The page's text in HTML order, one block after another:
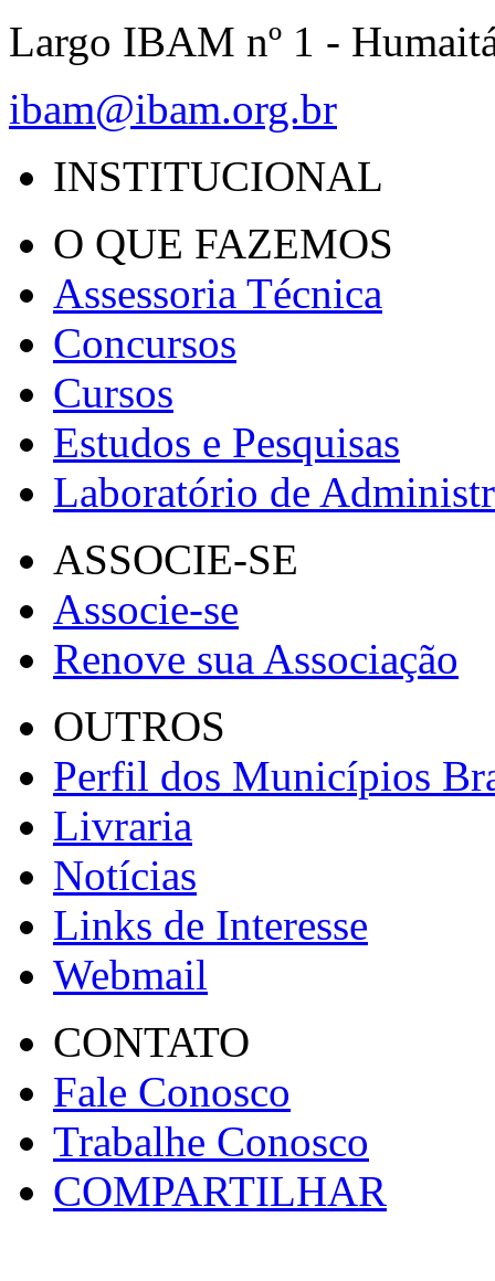
Largo IBAM nº 1 -
ibam@ibam.org.br
INSTITUCIONAL
O QUE FAZEMOS
Assessoria Técnica
Concursos
Cursos
Estudos e Pesquisas
Laboratório de
ASSOCIE-SE
Associe-se
Renove sua Associação
OUTROS
Perfil dos Municípios
Livraria
Notícias
Links de Interesse
Webmail
CONTATO
Fale Conosco
Trabalhe Conosco
COMPARTILHAR